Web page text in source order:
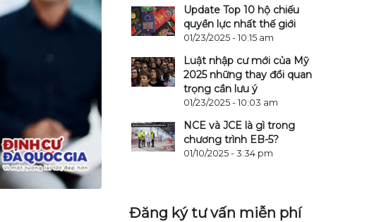
Update Top 10 hộ chiếu
quyền lực nhất thế giới
01/23/2025 - 10:15 am
Luật nhập cư mới của Mỹ
2025 những thay đổi quan
trọng cần lưu ý
01/23/2025 - 10:03 am
NCE và JCE là gì trong
chương trình EB-5?
01/10/2025 - 3:34 pm
Đăng ký tư vấn miễn phí